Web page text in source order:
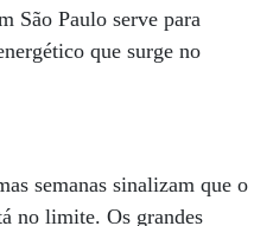
São Paulo serve para
que surge no
semanas sinalizam que o
no limite. Os grandes